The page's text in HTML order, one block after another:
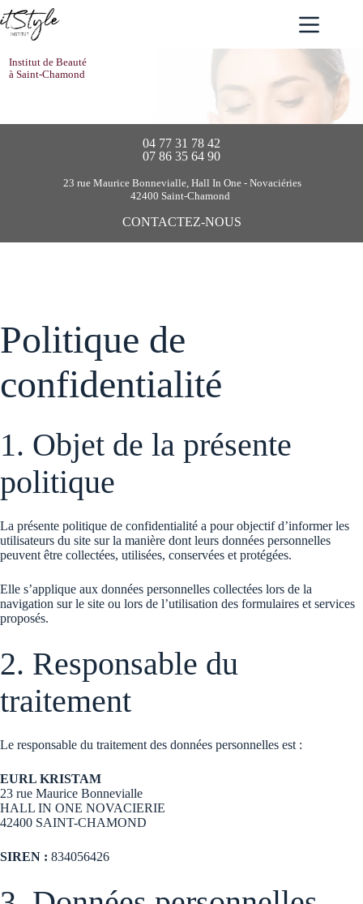
au
contenu
Institut de Beauté
à Saint-Chamond
04 77 31 78 42
07 86 35 64 90
23 rue Maurice Bonnevialle, Hall In One - Novaciéries
42400 Saint-Chamond
CONTACTEZ-NOUS
Politique de
confidentialité
1. Objet de la présente
politique
La présente politique de confidentialité a pour objectif d’informer les
utilisateurs du site sur la manière dont leurs données personnelles
peuvent être collectées, utilisées, conservées et protégées.
Elle s’applique aux données personnelles collectées lors de la
navigation sur le site ou lors de l’utilisation des formulaires et services
proposés.
2. Responsable du
traitement
Le responsable du traitement des données personnelles est :
EURL KRISTAM
23 rue Maurice Bonnevialle
HALL IN ONE NOVACIERIE
42400 SAINT-CHAMOND
SIREN : 834056426